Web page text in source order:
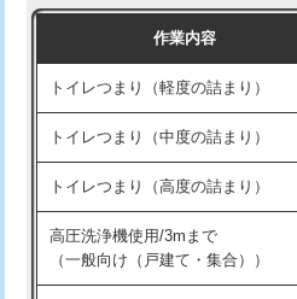
作業内容
トイレつまり（軽度の詰まり）
トイレつまり（中度の詰まり）
トイレつまり（高度の詰まり）
高圧洗浄機使用/3mまで
（一般向け（戸建て・集合））